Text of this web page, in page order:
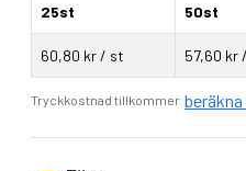
25st 50st
60,80 kr / st 57,60 kr
Tryckkostnad tillkommer